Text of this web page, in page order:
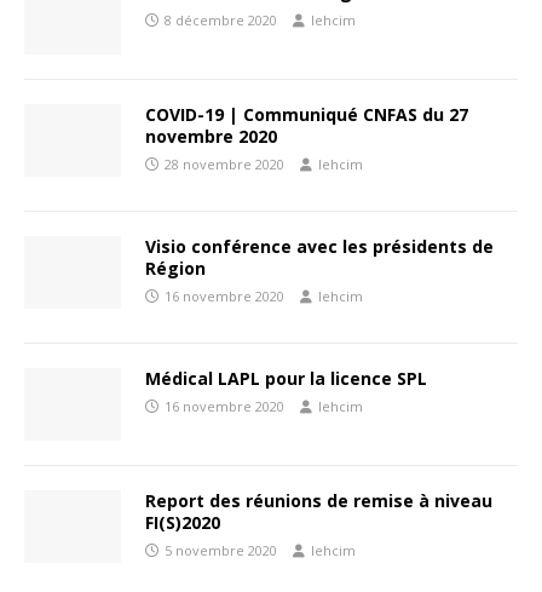
8 décembre 2020 lehcim
COVID-19 | Communiqué CNFAS du 27
novembre 2020
28 novembre 2020 lehcim
Visio conférence avec les présidents de
Région
16 novembre 2020 lehcim
Médical LAPL pour la licence SPL
16 novembre 2020 lehcim
Report des réunions de remise à niveau
FI(S)2020
5 novembre 2020 lehcim